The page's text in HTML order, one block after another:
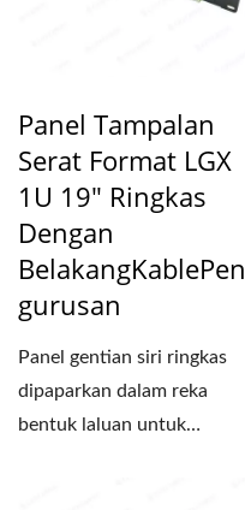
Panel Tampalan
Serat Format LGX
1U 19" Ringkas
Dengan
BelakangKablePen
Gurusan
Panel gentian siri ringkas
dipaparkan dalam reka
bentuk laluan untuk